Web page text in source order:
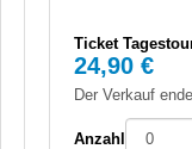
Ticket
24,90 €
Der Verkauf
Anzahl